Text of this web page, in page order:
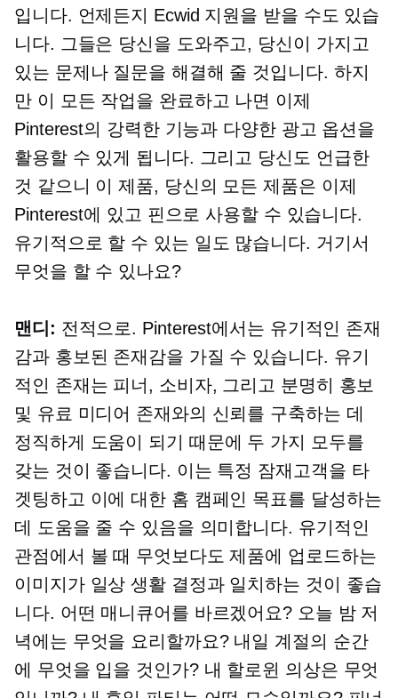
입니다. 언제든지 Ecwid 지원을 받을 수도 있습
니다. 그들은 당신을 도와주고, 당신이 가지고
있는 문제나 질문을 해결해 줄 것입니다. 하지
만 이 모든 작업을 완료하고 나면 이제
Pinterest의 강력한 기능과 다양한 광고 옵션을
활용할 수 있게 됩니다. 그리고 당신도 언급한
것 같으니 이 제품, 당신의 모든 제품은 이제
Pinterest에 있고 핀으로 사용할 수 있습니다.
유기적으로 할 수 있는 일도 많습니다. 거기서
무엇을 할 수 있나요?
맨디: 전적으로. Pinterest에서는 유기적인 존재
감과 홍보된 존재감을 가질 수 있습니다. 유기
적인 존재는 피너, 소비자, 그리고 분명히 홍보
및 유료 미디어 존재와의 신뢰를 구축하는 데
정직하게 도움이 되기 때문에 두 가지 모두를
갖는 것이 좋습니다. 이는 특정 잠재고객을 타
겟팅하고 이에 대한 홈 캠페인 목표를 달성하는
데 도움을 줄 수 있음을 의미합니다. 유기적인
관점에서 볼 때 무엇보다도 제품에 업로드하는
이미지가 일상 생활 결정과 일치하는 것이 좋습
니다. 어떤 매니큐어를 바르겠어요? 오늘 밤 저
녁에는 무엇을 요리할까요? 내일 계절의 순간
에 무엇을 입을 것인가? 내 할로윈 의상은 무엇